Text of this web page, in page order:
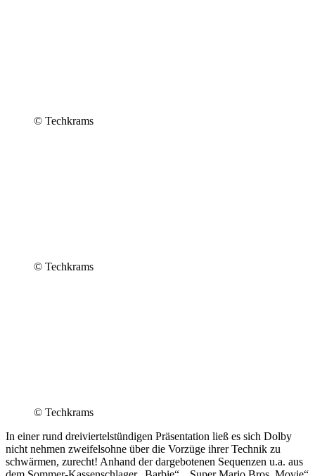
© Techkrams
© Techkrams
© Techkrams
In einer rund dreiviertelstündigen Präsentation ließ es sich Dolby
nicht nehmen zweifelsohne über die Vorzüge ihrer Technik zu
schwärmen, zurecht! Anhand der dargebotenen Sequenzen u.a. aus